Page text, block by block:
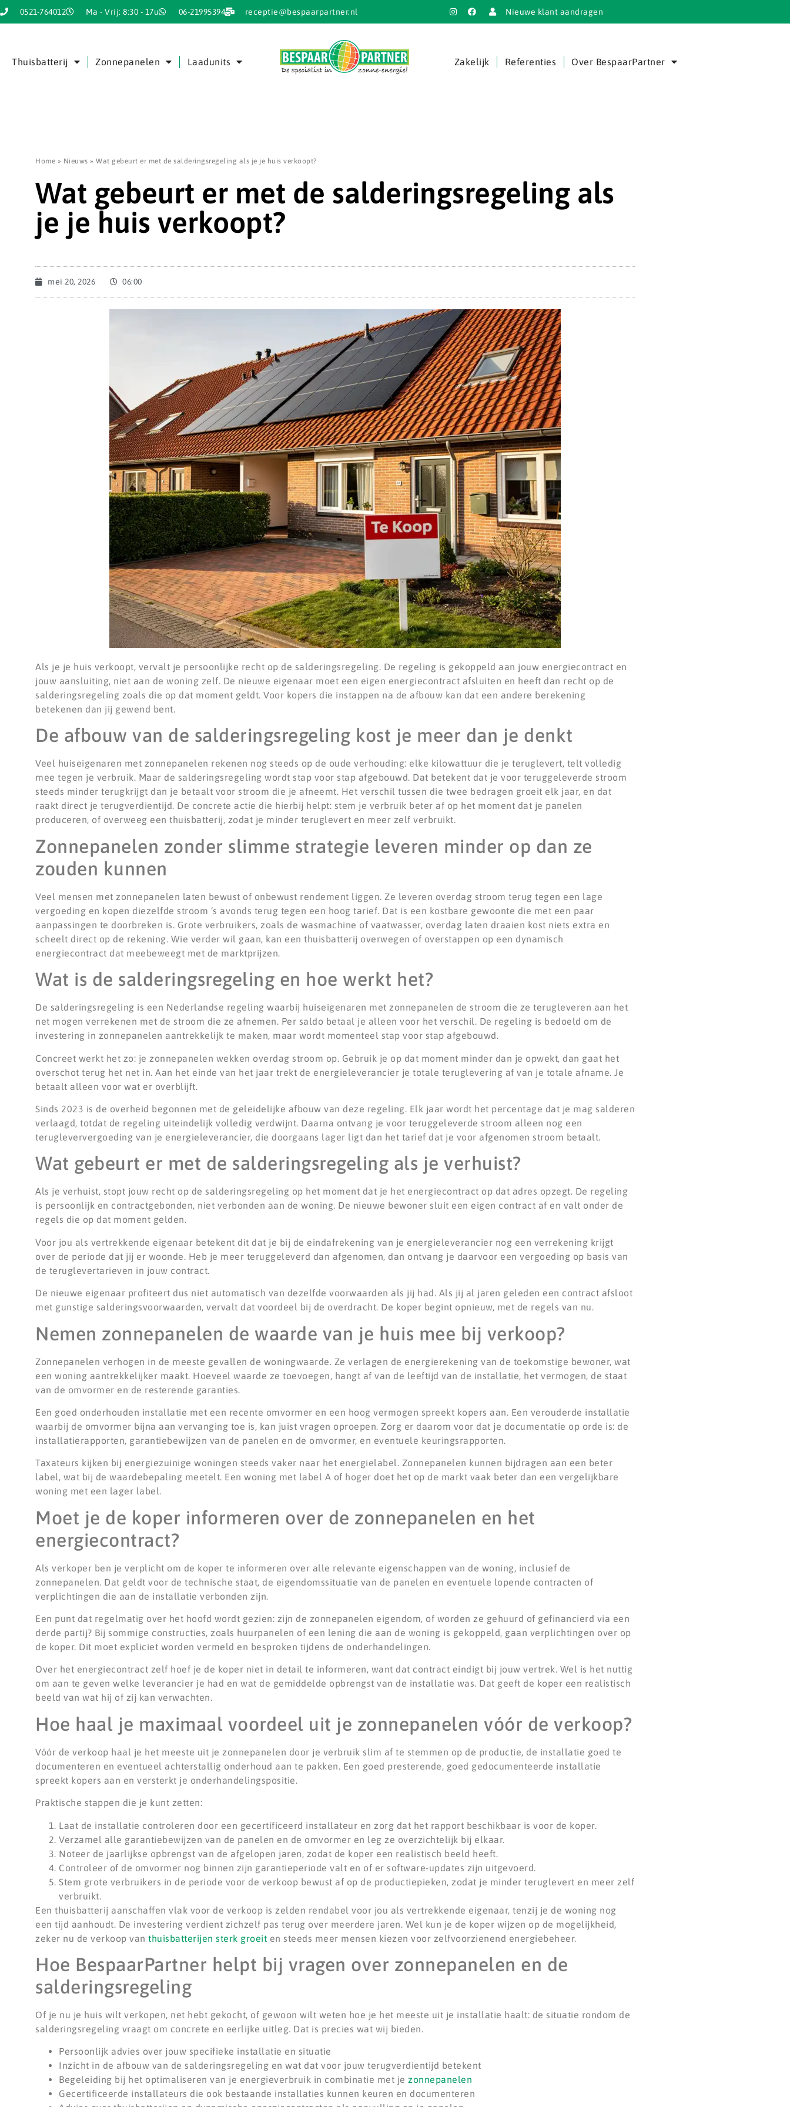
0521-764012 Ma - Vrij: 8:30 - 17u 06-21995394 receptie@bespaarpartner.nl Nieuwe klant aandragen
Thuisbatterij Zonnepanelen Laadunits Zakelijk Referenties Over BespaarPartner
Home » Nieuws » Wat gebeurt er met de salderingsregeling als je je huis verkoopt?
Wat gebeurt er met de salderingsregeling als
je je huis verkoopt?
mei 20, 2026 06:00
Als je je huis verkoopt, vervalt je persoonlijke recht op de salderingsregeling. De regeling is gekoppeld aan jouw energiecontract en
jouw aansluiting, niet aan de woning zelf. De nieuwe eigenaar moet een eigen energiecontract afsluiten en heeft dan recht op de
salderingsregeling zoals die op dat moment geldt. Voor kopers die instappen na de afbouw kan dat een andere berekening
betekenen dan jij gewend bent.
De afbouw van de salderingsregeling kost je meer dan je denkt
Veel huiseigenaren met zonnepanelen rekenen nog steeds op de oude verhouding: elke kilowattuur die je teruglevert, telt volledig
mee tegen je verbruik. Maar de salderingsregeling wordt stap voor stap afgebouwd. Dat betekent dat je voor teruggeleverde stroom
steeds minder terugkrijgt dan je betaalt voor stroom die je afneemt. Het verschil tussen die twee bedragen groeit elk jaar, en dat
raakt direct je terugverdientijd. De concrete actie die hierbij helpt: stem je verbruik beter af op het moment dat je panelen
produceren, of overweeg een thuisbatterij, zodat je minder teruglevert en meer zelf verbruikt.
Zonnepanelen zonder slimme strategie leveren minder op dan ze
zouden kunnen
Veel mensen met zonnepanelen laten bewust of onbewust rendement liggen. Ze leveren overdag stroom terug tegen een lage
vergoeding en kopen diezelfde stroom ’s avonds terug tegen een hoog tarief. Dat is een kostbare gewoonte die met een paar
aanpassingen te doorbreken is. Grote verbruikers, zoals de wasmachine of vaatwasser, overdag laten draaien kost niets extra en
scheelt direct op de rekening. Wie verder wil gaan, kan een thuisbatterij overwegen of overstappen op een dynamisch
energiecontract dat meebeweegt met de marktprijzen.
Wat is de salderingsregeling en hoe werkt het?
De salderingsregeling is een Nederlandse regeling waarbij huiseigenaren met zonnepanelen de stroom die ze terugleveren aan het
net mogen verrekenen met de stroom die ze afnemen. Per saldo betaal je alleen voor het verschil. De regeling is bedoeld om de
investering in zonnepanelen aantrekkelijk te maken, maar wordt momenteel stap voor stap afgebouwd.
Concreet werkt het zo: je zonnepanelen wekken overdag stroom op. Gebruik je op dat moment minder dan je opwekt, dan gaat het
overschot terug het net in. Aan het einde van het jaar trekt de energieleverancier je totale teruglevering af van je totale afname. Je
betaalt alleen voor wat er overblijft.
Sinds 2023 is de overheid begonnen met de geleidelijke afbouw van deze regeling. Elk jaar wordt het percentage dat je mag salderen
verlaagd, totdat de regeling uiteindelijk volledig verdwijnt. Daarna ontvang je voor teruggeleverde stroom alleen nog een
terugleververgoeding van je energieleverancier, die doorgaans lager ligt dan het tarief dat je voor afgenomen stroom betaalt.
Wat gebeurt er met de salderingsregeling als je verhuist?
Als je verhuist, stopt jouw recht op de salderingsregeling op het moment dat je het energiecontract op dat adres opzegt. De regeling
is persoonlijk en contractgebonden, niet verbonden aan de woning. De nieuwe bewoner sluit een eigen contract af en valt onder de
regels die op dat moment gelden.
Voor jou als vertrekkende eigenaar betekent dit dat je bij de eindafrekening van je energieleverancier nog een verrekening krijgt
over de periode dat jij er woonde. Heb je meer teruggeleverd dan afgenomen, dan ontvang je daarvoor een vergoeding op basis van
de teruglevertarieven in jouw contract.
De nieuwe eigenaar profiteert dus niet automatisch van dezelfde voorwaarden als jij had. Als jij al jaren geleden een contract afsloot
met gunstige salderingsvoorwaarden, vervalt dat voordeel bij de overdracht. De koper begint opnieuw, met de regels van nu.
Nemen zonnepanelen de waarde van je huis mee bij verkoop?
Zonnepanelen verhogen in de meeste gevallen de woningwaarde. Ze verlagen de energierekening van de toekomstige bewoner, wat
een woning aantrekkelijker maakt. Hoeveel waarde ze toevoegen, hangt af van de leeftijd van de installatie, het vermogen, de staat
van de omvormer en de resterende garanties.
Een goed onderhouden installatie met een recente omvormer en een hoog vermogen spreekt kopers aan. Een verouderde installatie
waarbij de omvormer bijna aan vervanging toe is, kan juist vragen oproepen. Zorg er daarom voor dat je documentatie op orde is: de
installatierapporten, garantiebewijzen van de panelen en de omvormer, en eventuele keuringsrapporten.
Taxateurs kijken bij energiezuinige woningen steeds vaker naar het energielabel. Zonnepanelen kunnen bijdragen aan een beter
label, wat bij de waardebepaling meetelt. Een woning met label A of hoger doet het op de markt vaak beter dan een vergelijkbare
woning met een lager label.
Moet je de koper informeren over de zonnepanelen en het
energiecontract?
Als verkoper ben je verplicht om de koper te informeren over alle relevante eigenschappen van de woning, inclusief de
zonnepanelen. Dat geldt voor de technische staat, de eigendomssituatie van de panelen en eventuele lopende contracten of
verplichtingen die aan de installatie verbonden zijn.
Een punt dat regelmatig over het hoofd wordt gezien: zijn de zonnepanelen eigendom, of worden ze gehuurd of gefinancierd via een
derde partij? Bij sommige constructies, zoals huurpanelen of een lening die aan de woning is gekoppeld, gaan verplichtingen over op
de koper. Dit moet expliciet worden vermeld en besproken tijdens de onderhandelingen.
Over het energiecontract zelf hoef je de koper niet in detail te informeren, want dat contract eindigt bij jouw vertrek. Wel is het nuttig
om aan te geven welke leverancier je had en wat de gemiddelde opbrengst van de installatie was. Dat geeft de koper een realistisch
beeld van wat hij of zij kan verwachten.
Hoe haal je maximaal voordeel uit je zonnepanelen vóór de verkoop?
Vóór de verkoop haal je het meeste uit je zonnepanelen door je verbruik slim af te stemmen op de productie, de installatie goed te
documenteren en eventueel achterstallig onderhoud aan te pakken. Een goed presterende, goed gedocumenteerde installatie
spreekt kopers aan en versterkt je onderhandelingspositie.
Praktische stappen die je kunt zetten:
Laat de installatie controleren door een gecertificeerd installateur en zorg dat het rapport beschikbaar is voor de koper.
Verzamel alle garantiebewijzen van de panelen en de omvormer en leg ze overzichtelijk bij elkaar.
Noteer de jaarlijkse opbrengst van de afgelopen jaren, zodat de koper een realistisch beeld heeft.
Controleer of de omvormer nog binnen zijn garantieperiode valt en of er software-updates zijn uitgevoerd.
Stem grote verbruikers in de periode voor de verkoop bewust af op de productiepieken, zodat je minder teruglevert en meer zelf
verbruikt.
Een thuisbatterij aanschaffen vlak voor de verkoop is zelden rendabel voor jou als vertrekkende eigenaar, tenzij je de woning nog
een tijd aanhoudt. De investering verdient zichzelf pas terug over meerdere jaren. Wel kun je de koper wijzen op de mogelijkheid,
zeker nu de verkoop van thuisbatterijen sterk groeit en steeds meer mensen kiezen voor zelfvoorzienend energiebeheer.
Hoe BespaarPartner helpt bij vragen over zonnepanelen en de
salderingsregeling
Of je nu je huis wilt verkopen, net hebt gekocht, of gewoon wilt weten hoe je het meeste uit je installatie haalt: de situatie rondom de
salderingsregeling vraagt om concrete en eerlijke uitleg. Dat is precies wat wij bieden.
Persoonlijk advies over jouw specifieke installatie en situatie
Inzicht in de afbouw van de salderingsregeling en wat dat voor jouw terugverdientijd betekent
Begeleiding bij het optimaliseren van je energieverbruik in combinatie met je zonnepanelen
Gecertificeerde installateurs die ook bestaande installaties kunnen keuren en documenteren